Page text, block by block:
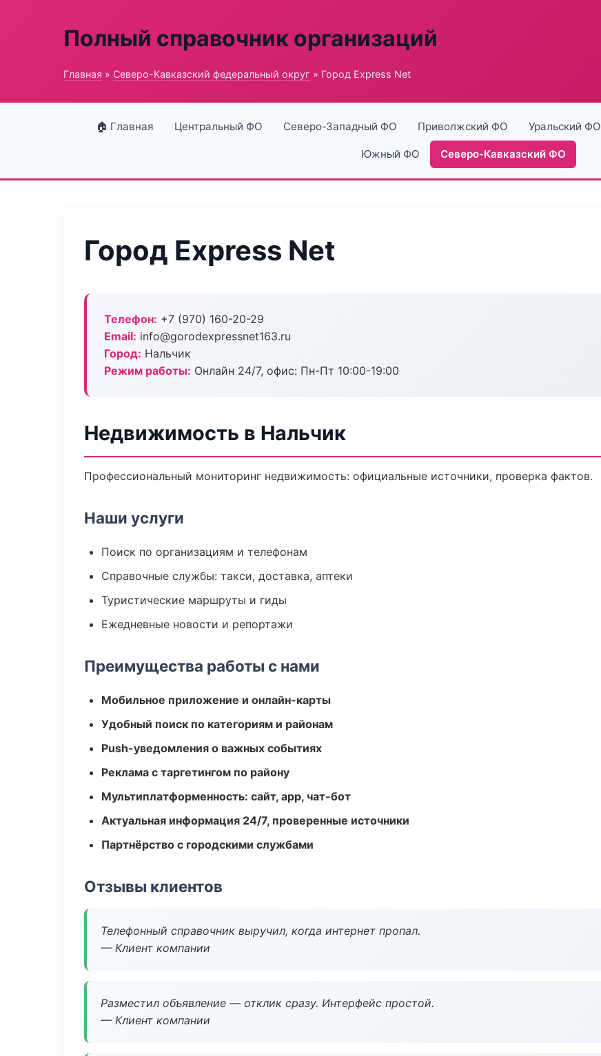
Полный справочник организаций
Главная » Северо-Кавказский федеральный округ » Город Express Net
🏠 Главная Центральный ФО Северо-Западный ФО Приволжский ФО Уральский ФО
Южный ФО Северо-Кавказский ФО
Город Express Net
Телефон: +7 (970) 160-20-29
Email: info@gorodexpressnet163.ru
Город: Нальчик
Режим работы: Онлайн 24/7, офис: Пн-Пт 10:00-19:00
Недвижимость в Нальчик
Профессиональный мониторинг недвижимость: официальные источники, проверка фактов.
Наши услуги
Поиск по организациям и телефонам
Справочные службы: такси, доставка, аптеки
Туристические маршруты и гиды
Ежедневные новости и репортажи
Преимущества работы с нами
Мобильное приложение и онлайн-карты
Удобный поиск по категориям и районам
Push-уведомления о важных событиях
Реклама с таргетингом по району
Мультиплатформенность: сайт, app, чат-бот
Актуальная информация 24/7, проверенные источники
Партнёрство с городскими службами
Отзывы клиентов
Телефонный справочник выручил, когда интернет пропал.
— Клиент компании
Разместил объявление — отклик сразу. Интерфейс простой.
— Клиент компании